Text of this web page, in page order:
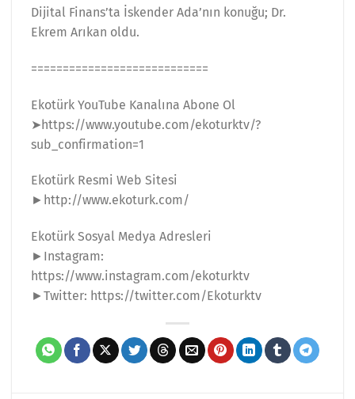
Dijital Finans’ta İskender Ada’nın konuğu; Dr.
Ekrem Arıkan oldu.
============================
Ekotürk YouTube Kanalına Abone Ol
➤https://www.youtube.com/ekoturktv/?
sub_confirmation=1
Ekotürk Resmi Web Sitesi
►http://www.ekoturk.com/
Ekotürk Sosyal Medya Adresleri
►Instagram:
https://www.instagram.com/ekoturktv
►Twitter: https://twitter.com/Ekoturktv